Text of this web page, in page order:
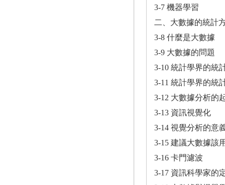
3-7 機器學習
二、大數據的統計
3-8 什麼是大數據
3-9 大數據的問題
3-10 統計學界的統
3-11 統計學界的統
3-12 大數據分析的
3-13 資訊視覺化
3-14 視覺分析的意
3-15 建議大數據該
3-16 卡門濾波
3-17 資訊科學家的